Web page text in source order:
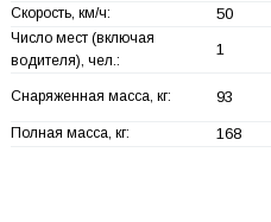
Скорость, км/ч: 50
Число мест (включая
водителя), чел.:
1
Снаряженная масса, кг: 93
Полная масса, кг: 168